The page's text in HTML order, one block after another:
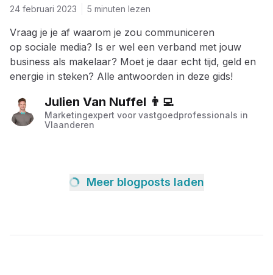
24 februari 2023 5 minuten lezen
Vraag je je af waarom je zou communiceren
op sociale media? Is er wel een verband met jouw
business als makelaar? Moet je daar echt tijd, geld en
energie in steken? Alle antwoorden in deze gids!
Julien Van Nuffel 👨‍💻
Marketingexpert voor vastgoedprofessionals in
Vlaanderen
Meer blogposts laden